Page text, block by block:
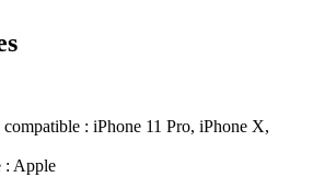
: iPhone 11 Pro, iPhone X,
: Apple